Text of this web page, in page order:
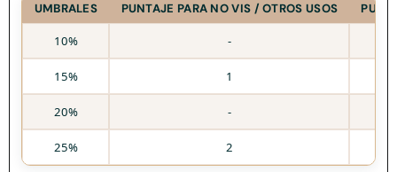
UMBRALES PUNTAJE PARA NO VIS / OTROS USOS
10% -
15% 1
20% -
25% 2